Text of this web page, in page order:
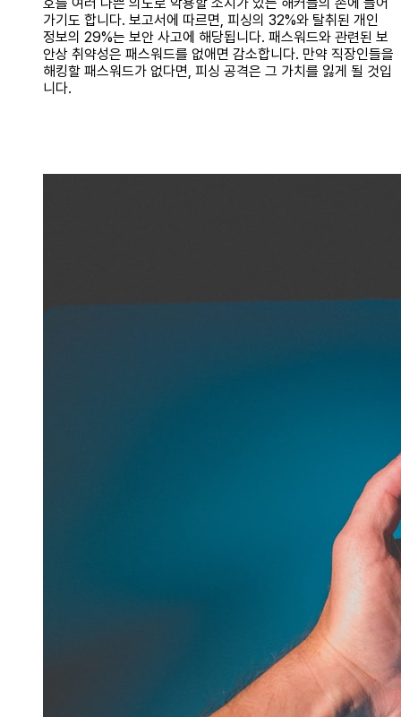
가기도 합니다. 보고서에 따르면, 피싱의 32%와 탈취된 개인
정보의 29%는 보안 사고에 해당됩니다. 패스워드와 관련된 보
안상 취약성은 패스워드를 없애면 감소합니다. 만약 직장인들을
해킹할 패스워드가 없다면, 피싱 공격은 그 가치를 잃게 될 것입
니다.